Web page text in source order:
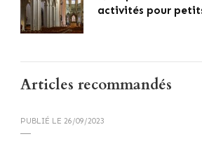
activités pour
Articles recommandés
PUBLIÉ LE 26/09/2023